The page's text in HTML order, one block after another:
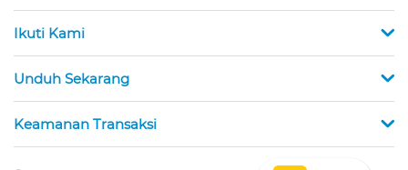
Ikuti Kami
Unduh Sekarang
Keamanan Transaksi